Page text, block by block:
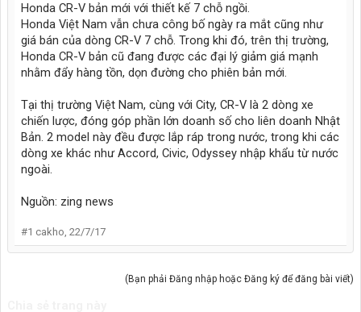
Honda CR-V bản mới với thiết kế 7 chỗ ngồi.
Honda Việt Nam vẫn chưa công bố ngày ra mắt cũng như
giá bán của dòng CR-V 7 chỗ. Trong khi đó, trên thị trường,
Honda CR-V bản cũ đang được các đại lý giảm giá mạnh
nhằm đẩy hàng tồn, dọn đường cho phiên bản mới.
Tại thị trường Việt Nam, cùng với City, CR-V là 2 dòng xe
chiến lược, đóng góp phần lớn doanh số cho liên doanh Nhật
Bản. 2 model này đều được lắp ráp trong nước, trong khi các
dòng xe khác như Accord, Civic, Odyssey nhập khẩu từ nước
ngoài.
Nguồn: zing news
#1 cakho, 22/7/17
(Bạn phải Đăng nhập hoặc Đăng ký để đăng bài viết)